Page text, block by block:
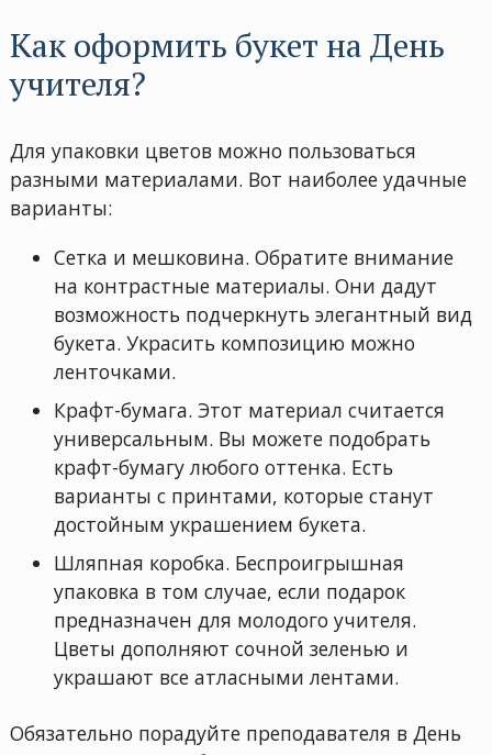
Как оформить букет на День
учителя?
Для упаковки цветов можно пользоваться
разными материалами. Вот наиболее удачные
варианты:
Сетка и мешковина. Обратите внимание
на контрастные материалы. Они дадут
возможность подчеркнуть элегантный вид
букета. Украсить композицию можно
ленточками.
Крафт-бумага. Этот материал считается
универсальным. Вы можете подобрать
крафт-бумагу любого оттенка. Есть
варианты с принтами, которые станут
достойным украшением букета.
Шляпная коробка. Беспроигрышная
упаковка в том случае, если подарок
предназначен для молодого учителя.
Цветы дополняют сочной зеленью и
украшают все атласными лентами.
Обязательно порадуйте преподавателя в День